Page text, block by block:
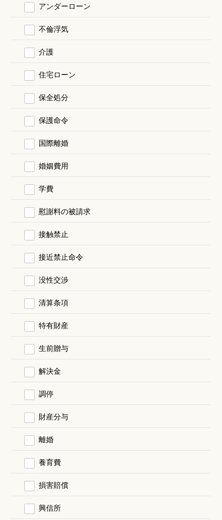
アンダーローン
不倫浮気
介護
住宅ローン
保全処分
保護命令
国際離婚
婚姻費用
学費
慰謝料の被請求
接触禁止
接近禁止命令
没性交渉
清算条項
特有財産
生前贈与
解決金
調停
財産分与
離婚
養育費
損害賠償
興信所